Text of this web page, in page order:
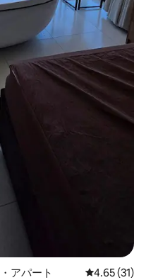
アパート レビュー31
4.65 (31)